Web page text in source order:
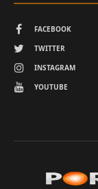
FACEBOOK
TWITTER
INSTAGRAM
YOUTUBE